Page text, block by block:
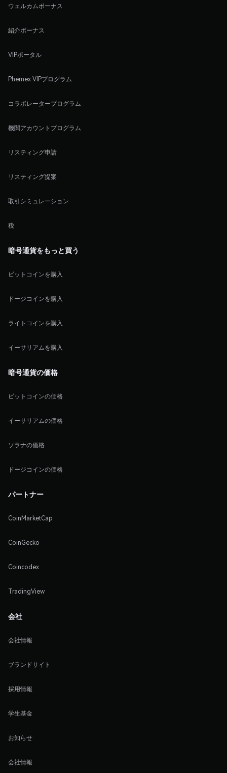
ウェルカムボーナス
紹介ボーナス
VIPポータル
Phemex VIPプログラム
コラボレータープログラム
機関アカウントプログラム
リスティング申請
リスティング提案
取引シミュレーション
税
暗号通貨をもっと買う
ビットコインを購入
ドージコインを購入
ライトコインを購入
イーサリアムを購入
暗号通貨の価格
ビットコインの価格
イーサリアムの価格
ソラナの価格
ドージコインの価格
パートナー
CoinMarketCap
CoinGecko
Coincodex
TradingView
会社
会社情報
ブランドサイト
採用情報
学生基金
お知らせ
会社情報